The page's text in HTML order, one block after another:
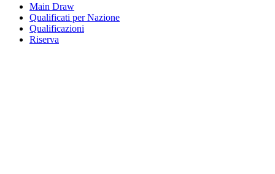
Main Draw
Qualificati per Nazione
Qualificazioni
Riserva